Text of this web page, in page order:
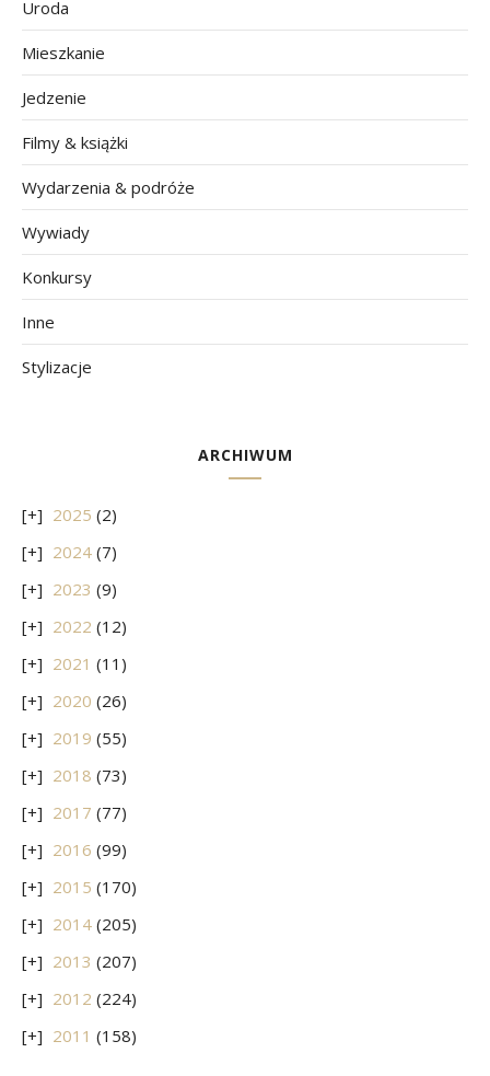
Uroda
Mieszkanie
Jedzenie
Filmy & książki
Wydarzenia & podróże
Wywiady
Konkursy
Inne
Stylizacje
ARCHIWUM
2025 (2)
2024 (7)
2023 (9)
2022 (12)
2021 (11)
2020 (26)
2019 (55)
2018 (73)
2017 (77)
2016 (99)
2015 (170)
2014 (205)
2013 (207)
2012 (224)
2011 (158)